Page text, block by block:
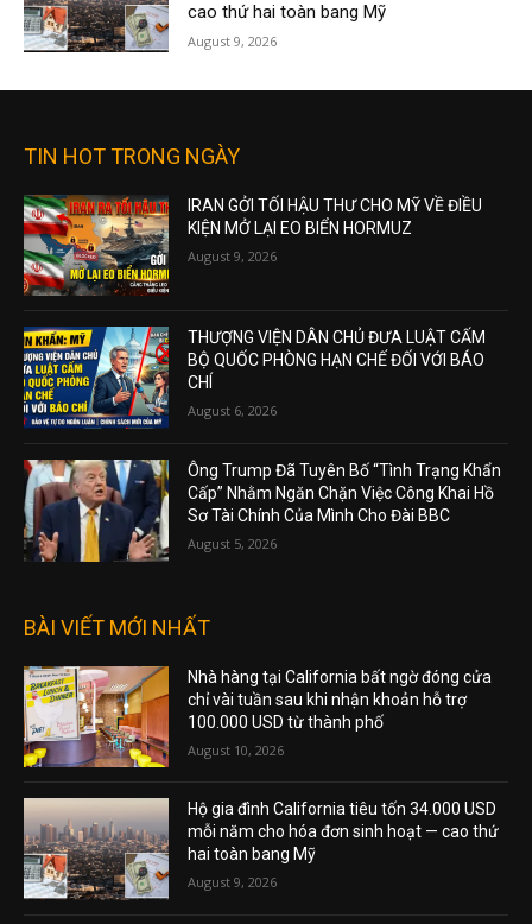
cao thứ hai toàn bang Mỹ
August 9, 2026
TIN HOT TRONG NGÀY
IRAN GỞI TỐI HẬU THƯ CHO MỸ VỀ ĐIỀU
KIỆN MỞ LẠI EO BIỂN HORMUZ
August 9, 2026
THƯỢNG VIỆN DÂN CHỦ ĐƯA LUẬT CẤM
BỘ QUỐC PHÒNG HẠN CHẾ ĐỐI VỚI BÁO
CHÍ
August 6, 2026
Ông Trump Đã Tuyên Bố “Tình Trạng Khẩn
Cấp” Nhằm Ngăn Chặn Việc Công Khai Hồ
Sơ Tài Chính Của Mình Cho Đài BBC
August 5, 2026
BÀI VIẾT MỚI NHẤT
Nhà hàng tại California bất ngờ đóng cửa
chỉ vài tuần sau khi nhận khoản hỗ trợ
100.000 USD từ thành phố
August 10, 2026
Hộ gia đình California tiêu tốn 34.000 USD
mỗi năm cho hóa đơn sinh hoạt — cao thứ
hai toàn bang Mỹ
August 9, 2026